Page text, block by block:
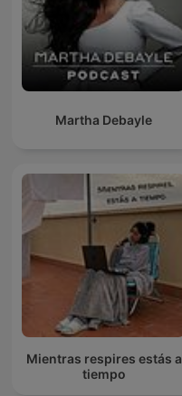
Martha Debayle
Mientras respires estás a
tiempo